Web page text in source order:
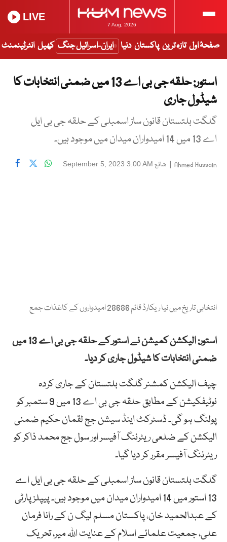
7 Aug, 2026
LIVE
صفحۂ اول تازہ ترین پاکستان دنیا ایران-اسرائیل جنگ کھیل انٹرٹینمنٹ
استور: حلقہ جی بی اے 13 میں ضمنی انتخابات کا
شیڈول جاری
گلگت بلتستان قانون ساز اسمبلی کے حلقہ جی بی ایل
اے 13 میں 14 امیدواران میدان میں موجود ہیں۔
Ahmed Hussain
| شائع September 5, 2023 3:00 AM
انتخابی تاریخ میں نیا ریکارڈ قائم 28686 امیدواروں کے کاغذات جمع
استور: الیکشن کمیشن نے استور کے حلقہ جی بی اے 13 میں
ضمنی انتخابات کا شیڈول جاری کر دیا۔
چیف الیکشن کمشنر گلگت بلتستان کے جاری کردہ
نوٹیفکیشن کے مطابق حلقہ جی بی اے 13 میں 9 ستمبر کو
پولنگ ہو گی۔ ڈسٹرکٹ اینڈ سیشن جج لقمان حکیم ضمنی
الیکشن کے ضلعی ریٹرننگ آفیسر اور سول جج محمد ذاکر کو
ریٹرننگ آفیسر مقرر کر دیا گیا۔
گلگت بلتستان قانون ساز اسمبلی کے حلقہ جی بی ایل اے
13 استور میں 14 امیدواران میدان میں موجود ہیں۔ پیپلز پارٹی
کے عبدالحمید خان، پاکستان مسلم لیگ ن کے رانا فرمان
علی، جمعیت علمائے اسلام کے عنایت اللہ میر، تحریک